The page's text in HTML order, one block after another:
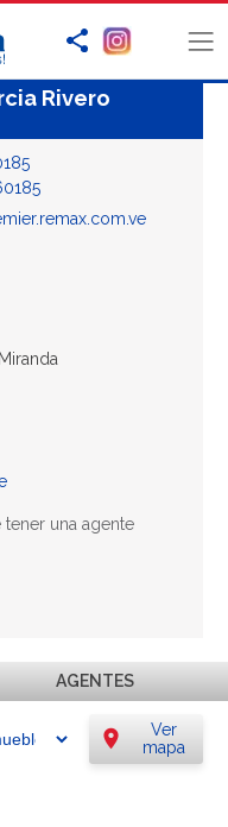
Rivero
una agente
AGENTES
location_on
Ver
mapa